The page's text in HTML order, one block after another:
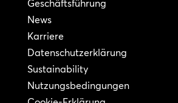
Geschäftsführung
News
Karriere
Datenschutzerklärung
Sustainability
Nutzungsbedingungen